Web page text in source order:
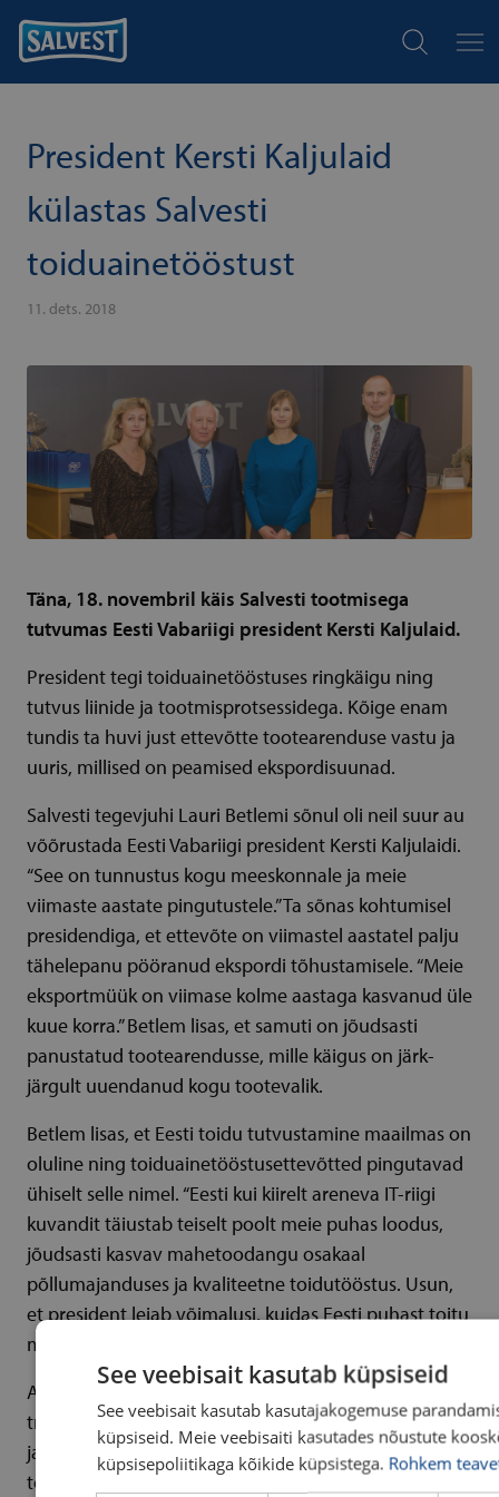
President Kersti Kaljulaid
külastas Salvesti
toiduainetööstust
11. dets. 2018
Täna, 18. novembril käis Salvesti tootmisega
tutvumas Eesti Vabariigi president Kersti Kaljulaid.
President tegi toiduainetööstuses ringkäigu ning
tutvus liinide ja tootmisprotsessidega. Kõige enam
tundis ta huvi just ettevõtte tootearenduse vastu ja
uuris, millised on peamised ekspordisuunad.
Salvesti tegevjuhi Lauri Betlemi sõnul oli neil suur au
võõrustada Eesti Vabariigi president Kersti Kaljulaidi.
“See on tunnustus kogu meeskonnale ja meie
viimaste aastate pingutustele.” Ta sõnas kohtumisel
presidendiga, et ettevõte on viimastel aastatel palju
tähelepanu pööranud ekspordi tõhustamisele. “Meie
eksportmüük on viimase kolme aastaga kasvanud üle
kuue korra.” Betlem lisas, et samuti on jõudsasti
panustatud tootearendusse, mille käigus on järk-
järgult uuendanud kogu tootevalik.
Betlem lisas, et Eesti toidu tutvustamine maailmas on
oluline ning toiduainetööstusettevõtted pingutavad
ühiselt selle nimel. “Eesti kui kiirelt areneva IT-riigi
kuvandit täiustab teiselt poolt meie puhas loodus,
jõudsasti kasvav mahetoodangu osakaal
põllumajanduses ja kvaliteetne toidutööstus. Usun,
et president leiab võimalusi, kuidas Eesti puhast toitu
maailmas tutvustada.”
AS Salvest on 1946. aastast Tartus tegutsev tugevate
traditsioonidega Eesti toiduainetööstus. Ettevõtte
jaoks on juba algusest peale olnud oluline oma
tootmises kasutada võimalikult palju kodumaist
See veebisait kasutab küpsiseid
See veebisait kasutab kasutajakogemuse
küpsiseid. Meie veebisaiti kasutades nõustute
küpsisepoliitikaga kõikide küpsistega. Rohkem